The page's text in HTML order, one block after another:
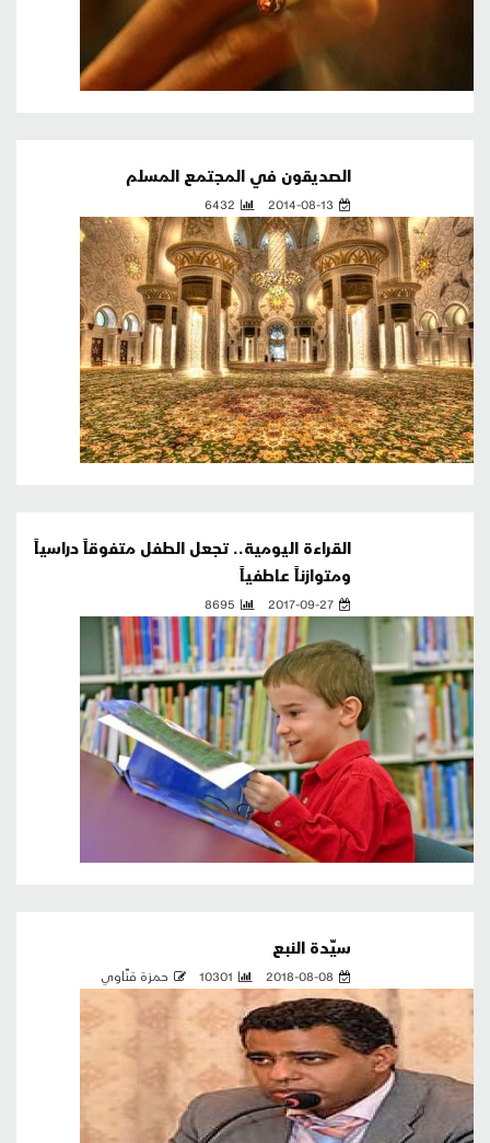
الصديقون في المجتمع المسلم
2014-08-13
6432
القراءة اليومية.. تجعل الطفل متفوقاً دراسياً
ومتوازناً عاطفياً
2017-09-27
8695
سيِّدة النبع
2018-08-08
10301 حمزة قنّاوي